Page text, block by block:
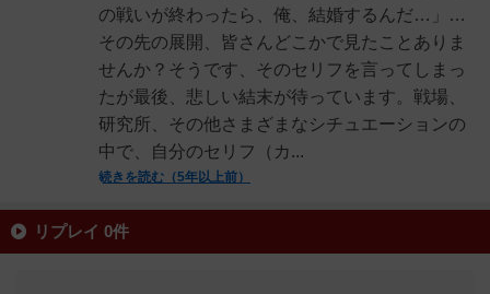
の戦いが終わったら、俺、結婚するんだ…」…
その先の展開、皆さんどこかで見たことありま
せんか？そうです、そのセリフを言ってしまっ
たが最後、悲しい結末が待っています。戦場、
研究所、その他さまざまなシチュエーションの
中で、自分のセリフ（カ...
続きを読む（5年以上前）
リプレイ 0件